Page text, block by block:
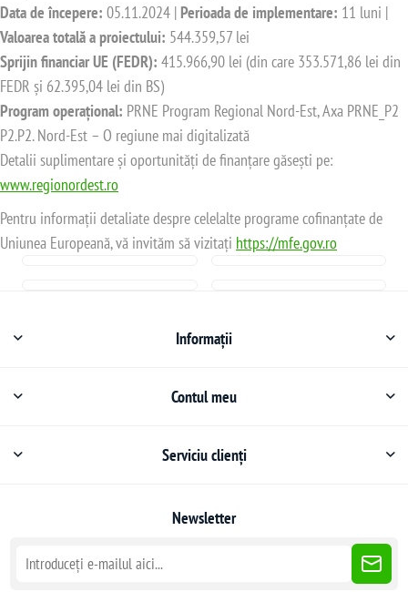
Data de începere: 05.11.2024 | Perioada de implementare: 11 luni |
Valoarea totală a proiectului: 544.359,57 lei
Sprijin financiar UE (FEDR): 415.966,90 lei (din care 353.571,86 lei din
FEDR și 62.395,04 lei din BS)
Program operațional: PRNE Program Regional Nord-Est, Axa PRNE_P2
P2.P2. Nord-Est – O regiune mai digitalizată
Detalii suplimentare și oportunități de finanțare găsești pe:
www.regionordest.ro
Pentru informații detaliate despre celelalte programe cofinanțate de
Uniunea Europeană, vă invităm să vizitați https://mfe.gov.ro
Informații
Contul meu
Serviciu clienți
Newsletter